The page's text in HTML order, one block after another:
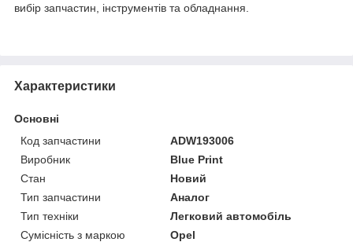
вибір запчастин, інструментів та обладнання.
Характеристики
Основні
Код запчастини
ADW193006
Виробник
Blue Print
Стан
Новий
Тип запчастини
Аналог
Тип техніки
Легковий автомобіль
Сумісність з маркою
Opel